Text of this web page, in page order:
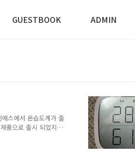
GUESTBOOK ADMIN
스에서 온습도계가 출
품으로 출시 되었지
기업 역량으로 가격
결정한 것으로 보인